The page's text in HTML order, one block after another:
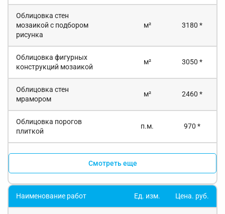
Облицовка стен
мозаикой с подбором
рисунка
м² 3180 *
Облицовка фигурных
конструкций мозаикой
м² 3050 *
Облицовка стен
мрамором
м² 2460 *
Облицовка порогов
плиткой
п.м. 970 *
Смотреть еще
Наименование работ Ед. изм. Цена. руб.